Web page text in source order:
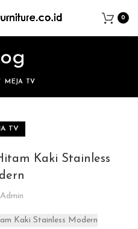
0
MEJA TV
TV
Kaki Stainless
Admin